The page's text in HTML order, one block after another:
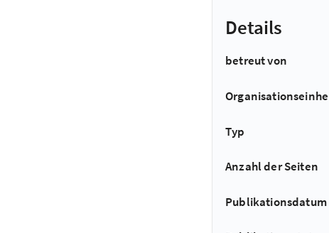
Details
betreut von
Typ
Anzahl der Seiten
Publikationsdatum